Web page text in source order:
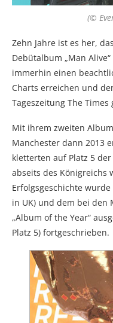
(©
Zehn Jahre ist es her,
Debütalbum „Man
immerhin einen
Charts erreichen und
Tageszeitung The
Mit ihrem zweiten
Manchester dann 2013
kletterten auf Platz 5
abseits des Königreichs
Erfolgsgeschichte wurde
in UK) und dem bei den
„Album of the Year“
Platz 5) fortgeschrieben.